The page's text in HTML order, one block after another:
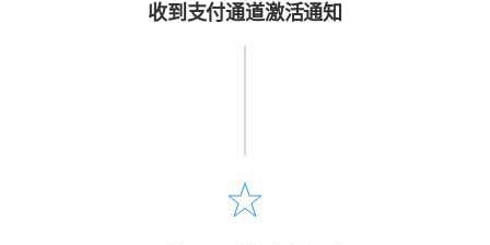
收到支付通道激活通知